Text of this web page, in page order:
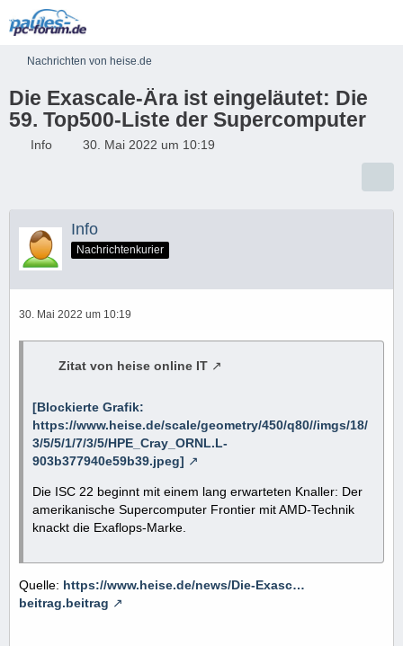
Nachrichten von heise.de
Die Exascale-Ära ist eingeläutet: Die
59. Top500-Liste der Supercomputer
Info 30. Mai 2022 um 10:19
Info
Nachrichtenkurier
30. Mai 2022 um 10:19
Zitat von heise online IT
[Blockierte Grafik:
https://www.heise.de/scale/geometry/450/q80//imgs/18/
3/5/5/1/7/3/5/HPE_Cray_ORNL.L-
903b377940e59b39.jpeg]
Die ISC 22 beginnt mit einem lang erwarteten Knaller: Der
amerikanische Supercomputer Frontier mit AMD-Technik
knackt die Exaflops-Marke.
Quelle: https://www.heise.de/news/Die-Exasc…
beitrag.beitrag